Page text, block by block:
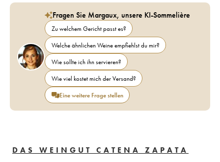
Fragen Sie Margaux, unsere KI-Sommelière
Zu welchem Gericht passt es?
Welche ähnlichen Weine empfiehlst du mir?
Wie sollte ich ihn servieren?
Wie viel kostet mich der Versand?
Eine weitere Frage stellen
DAS WEINGUT CATENA ZAPATA